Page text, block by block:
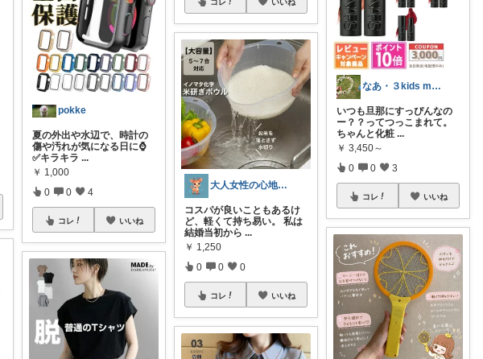
pokke
夏の外出や水辺で、時計の
傷や汚れが気になる日に⌚
✅キラキラ ...
￥ 1,000
0 0 4
コレ いいね
大人女性の心地よい暮らしROOM
コスパが良いこともあるけ
ど、軽くて持ち易い。 私は
結婚当初から ...
￥ 1,250
0 0 0
コレ いいね
なあ・３kids mama
いつも旦那にすっぴんなの
ー？？ってつっこまれて。
ちゃんと化粧 ...
￥ 3,450～
0 0 3
コレ いいね